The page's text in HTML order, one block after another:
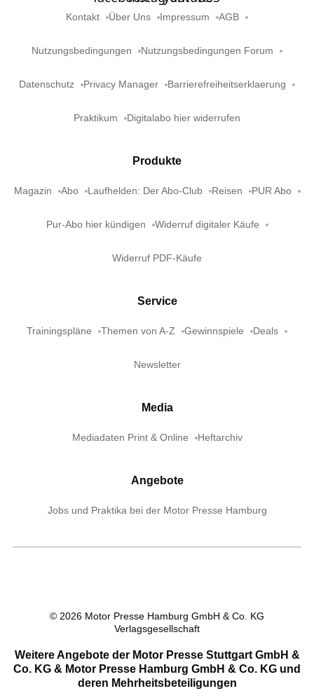
Kontakt Über Uns Impressum AGB
Nutzungsbedingungen Nutzungsbedingungen Forum
Datenschutz Privacy Manager Barrierefreiheitserklaerung
Praktikum Digitalabo hier widerrufen
Produkte
Magazin Abo Laufhelden: Der Abo-Club Reisen PUR Abo
Pur-Abo hier kündigen Widerruf digitaler Käufe
Widerruf PDF-Käufe
Service
Trainingspläne Themen von A-Z Gewinnspiele Deals
Newsletter
Media
Mediadaten Print & Online Heftarchiv
Angebote
Jobs und Praktika bei der Motor Presse Hamburg
© 2026 Motor Presse Hamburg GmbH & Co. KG
Verlagsgesellschaft
Weitere Angebote der Motor Presse Stuttgart GmbH &
Co. KG & Motor Presse Hamburg GmbH & Co. KG und
deren Mehrheitsbeteiligungen